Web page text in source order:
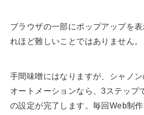
ブラウザの一部にポップアップを
れほど難しいことではありません。
手間味噌にはなりますが、シャノ
オートメーションなら、3ステップ
の設定が完了します。毎回Web制